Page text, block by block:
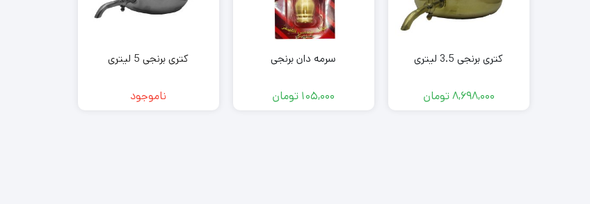
سبککتری برنجی 3.5 لیتری
8,698,000تومان
سرمه دان برنجی
105,000 تومان
کتری برنجی 5 لیتری
ناموجود